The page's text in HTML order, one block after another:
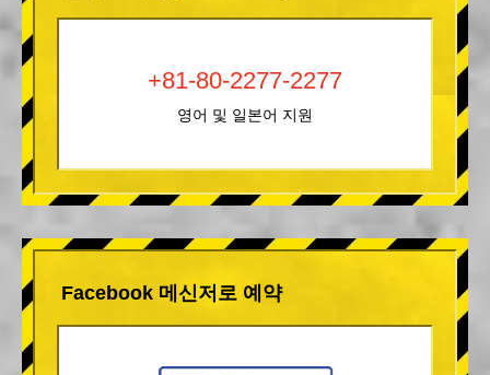
+81-80-2277-2277
영어 및 일본어 지원
Facebook 메신저로 예약